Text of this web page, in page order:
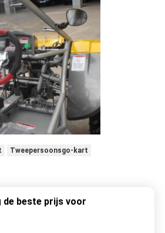
Tweepersoonsgo-kart
de beste prijs voor